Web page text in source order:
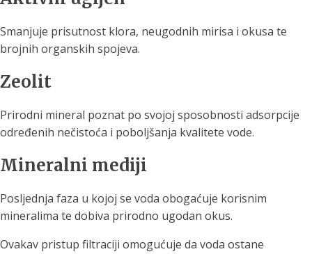
Smanjuje prisutnost klora, neugodnih mirisa i okusa te
brojnih organskih spojeva.
Zeolit
Prirodni mineral poznat po svojoj sposobnosti adsorpcije
određenih nečistoća i poboljšanja kvalitete vode.
Mineralni mediji
Posljednja faza u kojoj se voda obogaćuje korisnim
mineralima te dobiva prirodno ugodan okus.
Ovakav pristup filtraciji omogućuje da voda ostane